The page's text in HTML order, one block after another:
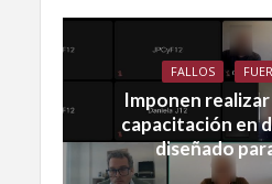
FALLOS
Imponen
capacitación en
diseñado